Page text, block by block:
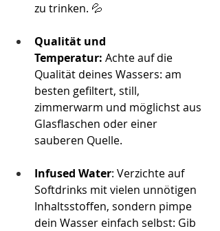
zu trinken. 💦
Qualität und
Temperatur: Achte auf die
Qualität deines Wassers: am
besten gefiltert, still,
zimmerwarm und möglichst aus
Glasflaschen oder einer
sauberen Quelle.
Infused Water: Verzichte auf
Softdrinks mit vielen unnötigen
Inhaltsstoffen, sondern pimpe
dein Wasser einfach selbst: Gib